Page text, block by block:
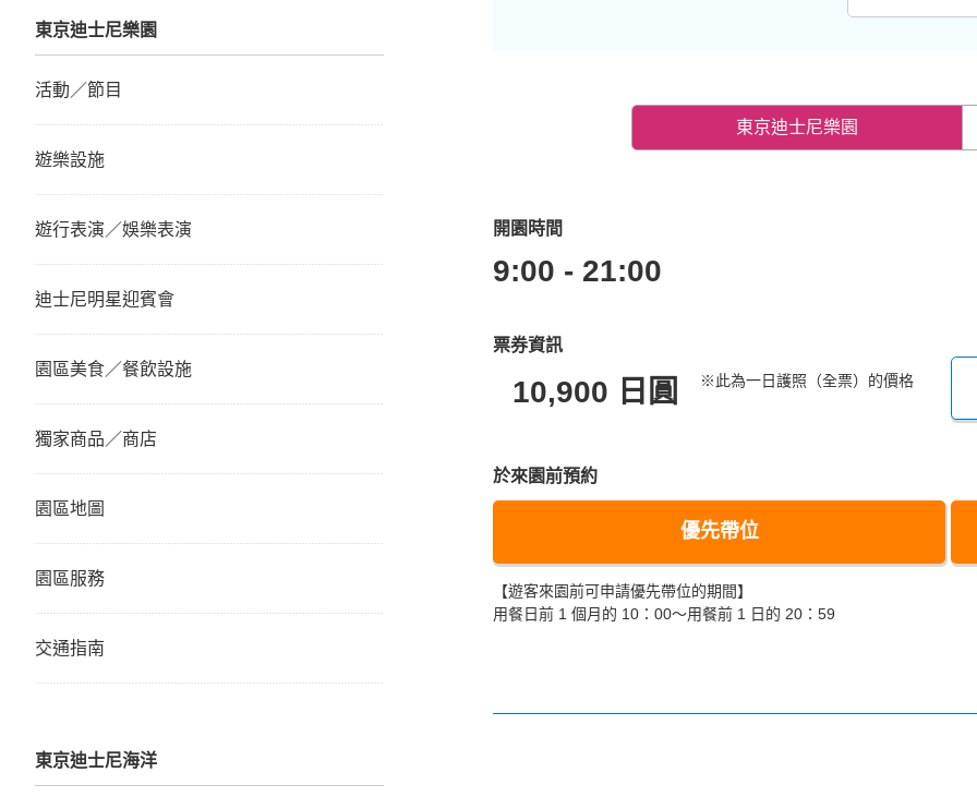
東京迪士尼樂園
開園時間
9:00 - 21:00
票券資訊
10,900 日圓 ※此為一日護照（全票）的價格
於來園前預約
優先帶位
【遊客來園前可申請優先帶位的期間】
用餐日前 1 個月的 10：00～用餐前 1 日的 20：59
東京迪士尼樂園
活動／節目
遊樂設施
遊行表演／娛樂表演
迪士尼明星迎賓會
園區美食／餐飲設施
獨家商品／商店
園區地圖
園區服務
交通指南
東京迪士尼海洋